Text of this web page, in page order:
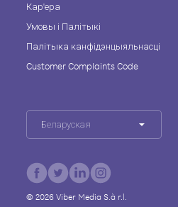
Кар'ера
Умовы і Палітыкі
Палітыка канфідэнцыяльнасці
Customer Complaints Code
Беларуская
© 2026Viber Media S.à r.l.